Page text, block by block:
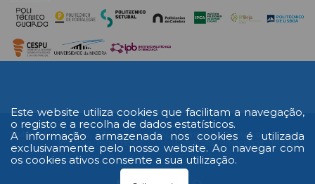
Este website utiliza cookies que facilitam a navegação,
o registo e a recolha de dados estatísticos.
A informação armazenada nos cookies é utilizada
exclusivamente pelo nosso website. Ao navegar com
os cookies ativos consente a sua utilização.
Multimédia
Edição
Impressa
Livro de
reclamações
RAL
Termos e
Condições
Política de
Privacidade
Ficha
Técnica